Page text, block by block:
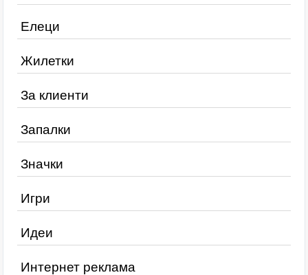
Елеци
Жилетки
За клиенти
Запалки
Значки
Игри
Идеи
Интернет реклама